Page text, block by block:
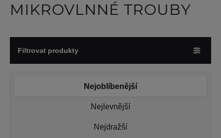
MIKROVLNNÉ TROUBY
Filtrovat produkty
Nejoblíbenější
Nejlevnější
Nejdražší